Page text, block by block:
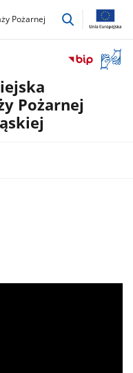
Pożarnej
przejdź
okno
Pożarnej